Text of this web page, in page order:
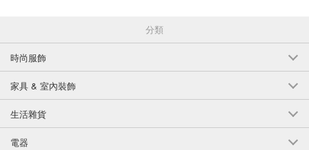
分類
時尚服飾
家具 & 室內裝飾
生活雜貨
電器